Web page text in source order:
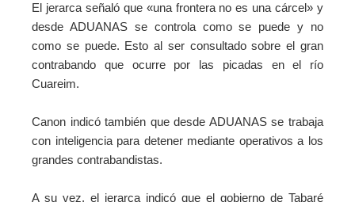
El jerarca señaló que «una frontera no es una cárcel» y
desde ADUANAS se controla como se puede y no
como se puede. Esto al ser consultado sobre el gran
contrabando que ocurre por las picadas en el río
Cuareim.
Canon indicó también que desde ADUANAS se trabaja
con inteligencia para detener mediante operativos a los
grandes contrabandistas.
A su vez, el jerarca indicó que el gobierno de Tabaré